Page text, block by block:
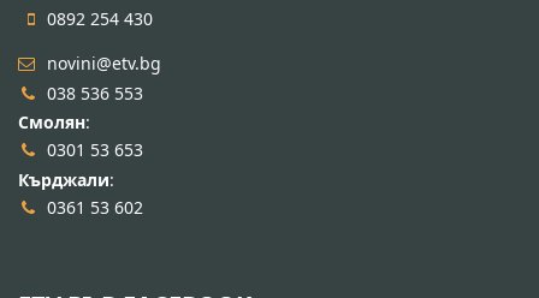
0892 254 430
novini@etv.bg
038 536 553
Смолян:
0301 53 653
Кърджали:
0361 53 602